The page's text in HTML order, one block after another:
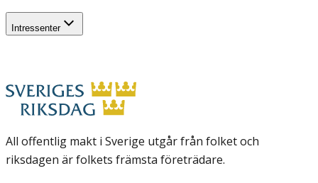
Intressenter
All offentlig makt i Sverige utgår från folket och
riksdagen är folkets främsta företrädare.